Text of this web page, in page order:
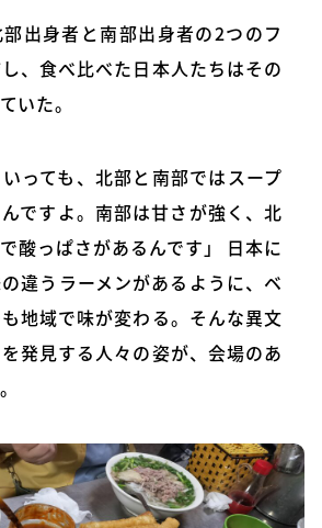
出身者と南部出身者の2つのフ
、食べ比べた日本人たちはその
いた。
いっても、北部と南部ではスープ
ですよ。南部は甘さが強く、北
酸っぱさがあるんです」 日本に
違うラーメンがあるように、ベ
地域で味が変わる。そんな異文
発見する人々の姿が、会場のあ